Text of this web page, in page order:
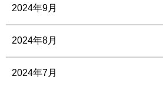
2024年9月
2024年8月
2024年7月